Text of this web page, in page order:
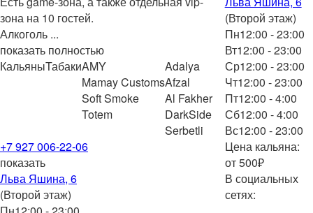
зона на 10 гостей.
Алкоголь ...
показать полностью
КальяныТабакиAMY
Mamay Customs
Soft Smoke
Totem
Adalya
Afzal
Al Fakher
DarkSide
Serbetli
+7 927 006-22-06
показать
Льва Яшина, 6
(Второй этаж)
(Второй этаж)
Пн12:00 - 23:00
Вт12:00 - 23:00
Ср12:00 - 23:00
Чт12:00 - 23:00
Пт12:00 - 4:00
Сб12:00 - 4:00
Вс12:00 - 23:00
Цена кальяна:
от 500₽
В социальных
сетях: